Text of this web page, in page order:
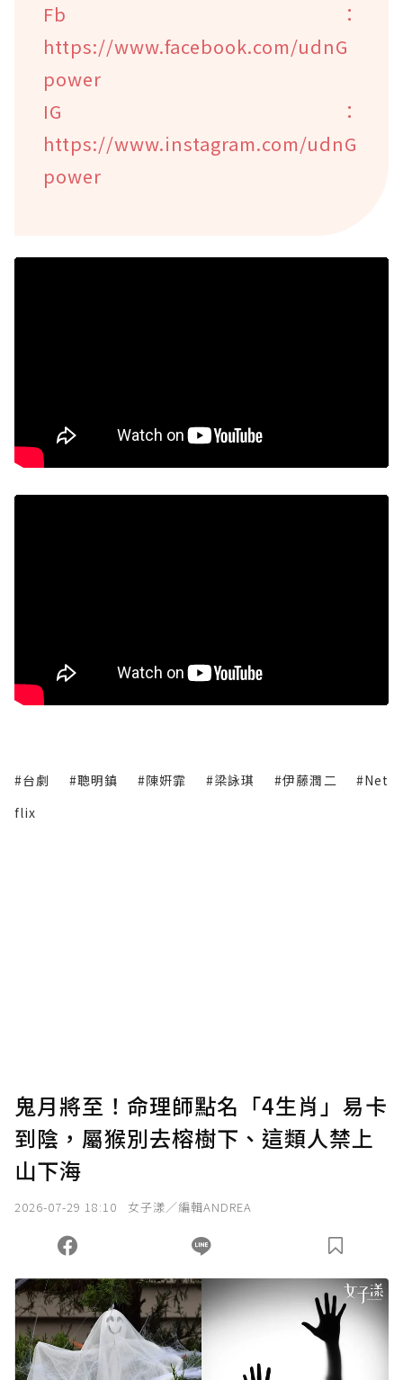
Fb：
https://www.facebook.com/udnG
power
IG：
https://www.instagram.com/udnG
power
#台劇 #聰明鎮 #陳姸霏 #梁詠琪 #伊藤潤二
#Net
flix
鬼月將至！命理師點名「4生肖」易卡
到陰，屬猴別去榕樹下、這類人禁上
山下海
2026-07-29 18:10 女子漾／編輯ANDREA